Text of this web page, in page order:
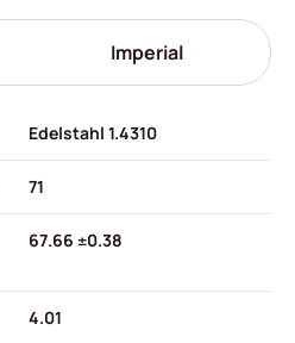
Imperial
Edelstahl 1.4310
71
67.66 ±0.38
4.01